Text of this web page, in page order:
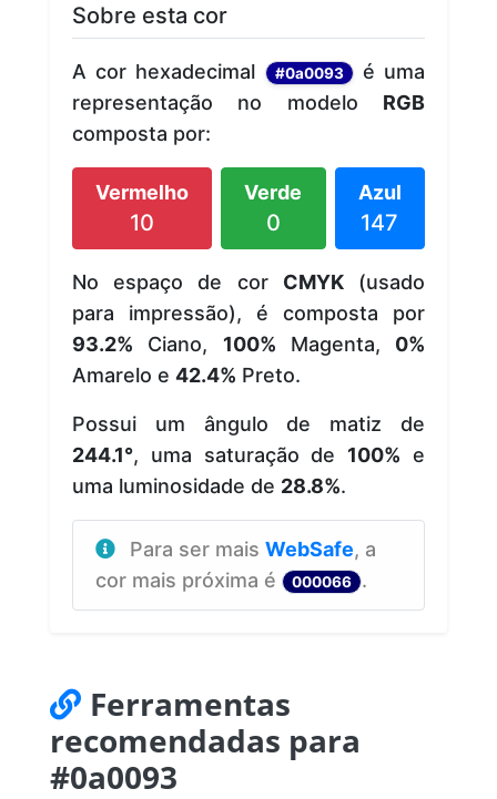
Sobre esta cor
A cor hexadecimal #0a0093 é uma
representação no modelo RGB
composta por:
Vermelho
10
Verde
0
Azul
147
No espaço de cor CMYK(usado
para impressão), é composta por
93.2% Ciano, 100% Magenta, 0%
Amarelo e 42.4% Preto.
Possui um ângulo de matiz de
244.1°, uma saturação de 100% e
uma luminosidade de 28.8%.
Para ser mais WebSafe, a
cor mais próxima é
000066 .
Ferramentas
recomendadas para
#0a0093